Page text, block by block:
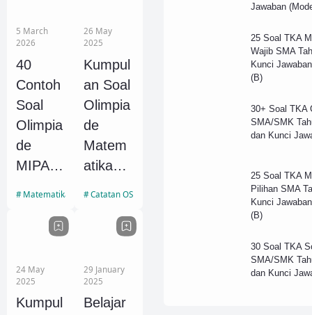
2017
dan
Kunci
Jawaba
n
2016
dan
Kunci
Jawaba
n
5 March
2026
40
Contoh
Soal
Olimpia
de
MIPA
2018
dan
Kunci
Matematika SMP
26 May
2025
Kumpul
an Soal
Olimpia
de
Matem
atika
) Untuk
SD,
SMP
Catatan OSN
24 May
2025
Kumpul
29 January
2025
Belajar
Jawaban
25 Soal TKA
Wajib SMA
Kunci
(B)
30+ Soal TKA
SMA/SMK
dan Kunci
25 Soal TKA
Pilihan SMA
Kunci
(B)
30 Soal TKA
SMA/SMK
dan Kunci